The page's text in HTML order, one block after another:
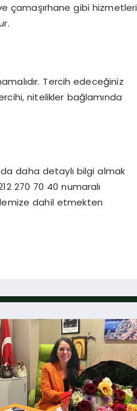
çamaşırhane gibi hizmetleri
Tercih edeceğiniz
nitelikler bağlamında
daha detaylı bilgi almak
270 70 40 numaralı
dahil etmekten